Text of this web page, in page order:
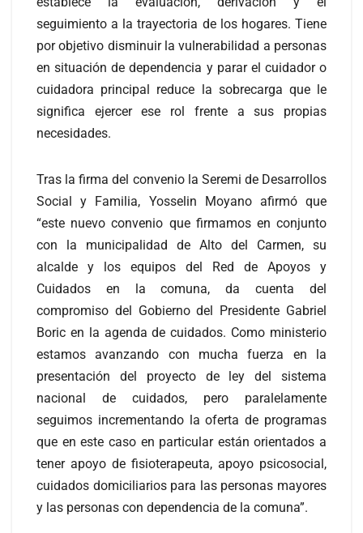
seguimiento a la trayectoria de los hogares. Tiene
por objetivo disminuir la vulnerabilidad a personas
en situación de dependencia y parar el cuidador o
cuidadora principal reduce la sobrecarga que le
significa ejercer ese rol frente a sus propias
necesidades.
Tras la firma del convenio la Seremi de Desarrollos
Social y Familia, Yosselin Moyano afirmó que
“este nuevo convenio que firmamos en conjunto
con la municipalidad de Alto del Carmen, su
alcalde y los equipos del Red de Apoyos y
Cuidados en la comuna, da cuenta del
compromiso del Gobierno del Presidente Gabriel
Boric en la agenda de cuidados. Como ministerio
estamos avanzando con mucha fuerza en la
presentación del proyecto de ley del sistema
nacional de cuidados, pero paralelamente
seguimos incrementando la oferta de programas
que en este caso en particular están orientados a
tener apoyo de fisioterapeuta, apoyo psicosocial,
cuidados domiciliarios para las personas mayores
y las personas con dependencia de la comuna”.